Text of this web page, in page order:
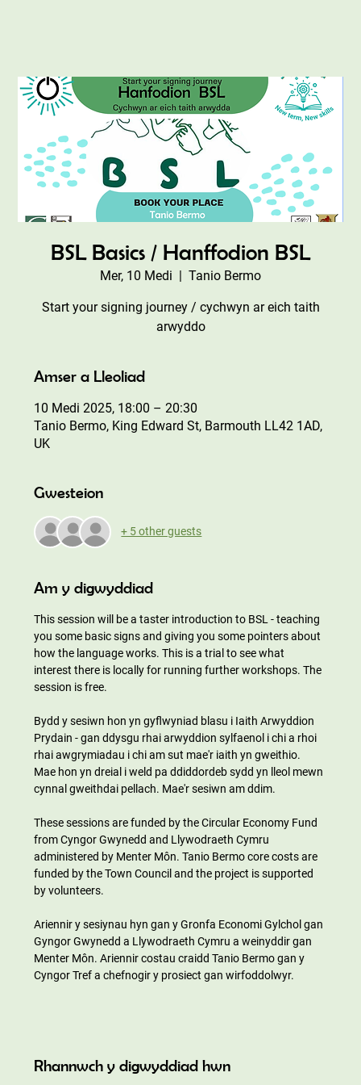
BSL Basics / Hanffodion BSL
Mer, 10 Medi
  |
Tanio Bermo
Start your signing journey / cychwyn ar eich taith
arwyddo
Amser a Lleoliad
10 Medi 2025, 18:00 – 20:30
Tanio Bermo, King Edward St, Barmouth LL42 1AD,
UK
Gwesteion
+ 5 other guests
Am y digwyddiad
This session will be a taster introduction to BSL - teaching
you some basic signs and giving you some pointers about
how the language works. This is a trial to see what
interest there is locally for running further workshops. The
session is free.
Bydd y sesiwn hon yn gyflwyniad blasu i Iaith Arwyddion
Prydain - gan ddysgu rhai arwyddion sylfaenol i chi a rhoi
rhai awgrymiadau i chi am sut mae'r iaith yn gweithio.
Mae hon yn dreial i weld pa ddiddordeb sydd yn lleol mewn
cynnal gweithdai pellach. Mae'r sesiwn am ddim.
These sessions are funded by the Circular Economy Fund
from Cyngor Gwynedd and Llywodraeth Cymru
administered by Menter Môn. Tanio Bermo core costs are
funded by the Town Council and the project is supported
by volunteers.
Ariennir y sesiynau hyn gan y Gronfa Economi Gylchol gan
Gyngor Gwynedd a Llywodraeth Cymru a weinyddir gan
Menter Môn. Ariennir costau craidd Tanio Bermo gan y
Cyngor Tref a chefnogir y prosiect gan wirfoddolwyr.
Rhannwch y digwyddiad hwn